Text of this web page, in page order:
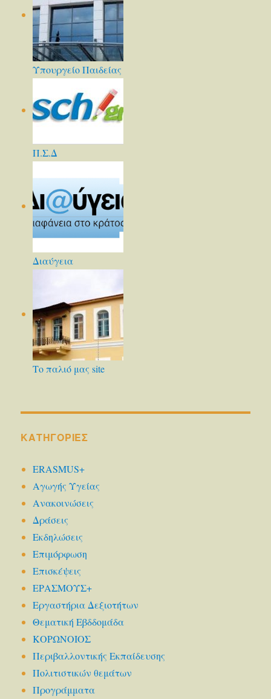
Υπουργείο Παιδείας
Π.Σ.Δ
Διαύγεια
Το παλιό μας site
KΑΤΗΓΟΡΊΕΣ
ERASMUS+
Αγωγής Υγείας
Ανακοινώσεις
Δράσεις
Εκδηλώσεις
Επιμόρφωση
Επισκέψεις
ΕΡΑΣΜΟΥΣ+
Εργαστήρια Δεξιοτήτων
Θεματική Εβδδομάδα
ΚΟΡΩΝΟΙΟΣ
Περιβαλλοντικής Εκπαίδευσης
Πολιτιστικών θεμάτων
Προγράμματα